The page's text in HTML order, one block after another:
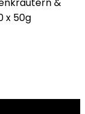
x 50g